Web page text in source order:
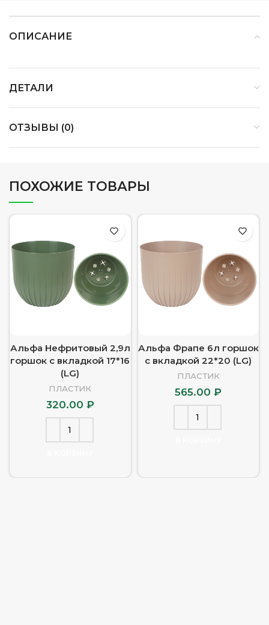
ОПИСАНИЕ
ДЕТАЛИ
ОТЗЫВЫ (0)
ПОХОЖИЕ ТОВАРЫ
Альфа Нефритовый 2,9л
горшок с вкладкой 17*16
(LG)
ПЛАСТИК
320.00 ₽
Альфа Фрапе 6л горшок
с вкладкой 22*20 (LG)
ПЛАСТИК
565.00₽